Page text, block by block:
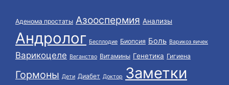
Аденома простаты Азооспермия Анализы
Андролог Бесплодие Биопсия Боль Варикоз яичек
Варикоцеле Веганство Витамины Генетика Гигиена
Гормоны Дети Диабет Доктор
Заметки